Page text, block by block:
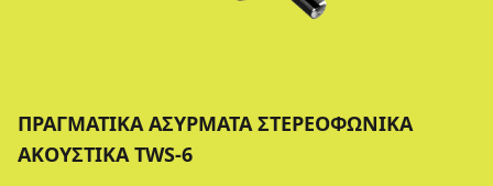
ΠΡΑΓΜΑΤΙΚΆ ΑΣΎΡΜΑΤΑ ΣΤΕΡΕΟΦΩΝΙΚΆ
ΑΚΟΥΣΤΙΚΆ TWS-6